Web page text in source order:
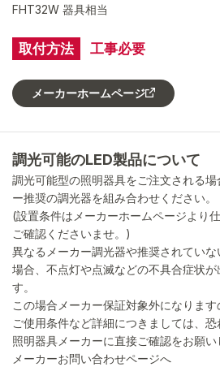
取付方法 工事必要
FHT32W 器具相当
メーカーホームページ
調光可能のLED製品について
調光可能型の照明器具をご注文される
ー推奨の調光器を組み合わせください。
(設置条件はメーカーホームページより
ご確認くださいませ。)
異なるメーカー調光器や推奨されてい
場合、不点灯や点滅などの不具合症状が
す。
この場合メーカー保証対象外になります
ご使用条件など詳細につきましては、
照明器具メーカーに直接ご確認をお願い
メーカーお問い合わせページへ